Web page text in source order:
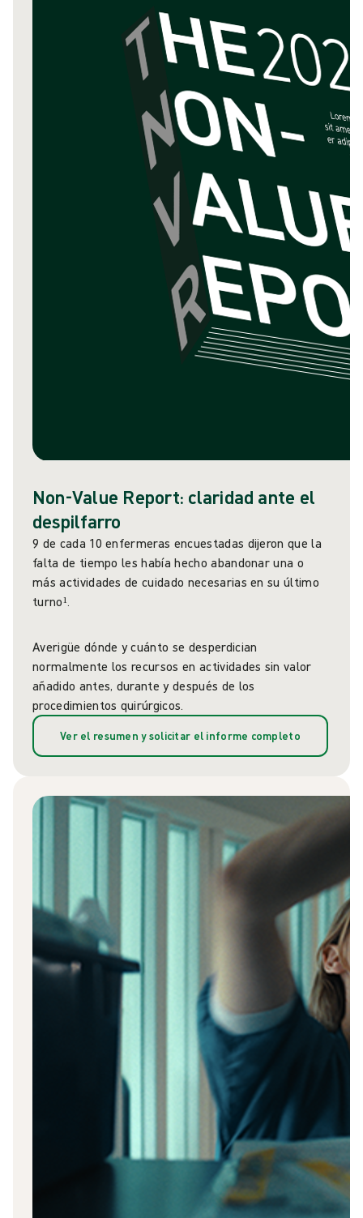
Non-Value Report: claridad ante el
despilfarro
9 de cada 10 enfermeras encuestadas dijeron que la
falta de tiempo les había hecho abandonar una o
más actividades de cuidado necesarias en su último
turno¹.
Averigüe dónde y cuánto se desperdician
normalmente los recursos en actividades sin valor
añadido antes, durante y después de los
procedimientos quirúrgicos.
Ver el resumen y solicitar el informe completo